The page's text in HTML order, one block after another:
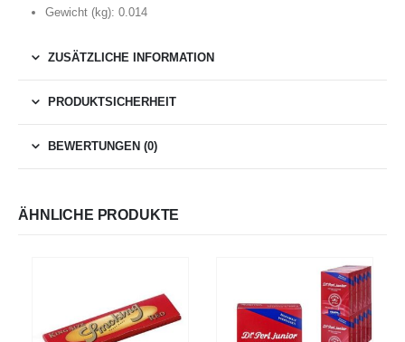
Gewicht (kg): 0.014
ZUSÄTZLICHE INFORMATION
PRODUKTSICHERHEIT
BEWERTUNGEN (0)
ÄHNLICHE PRODUKTE